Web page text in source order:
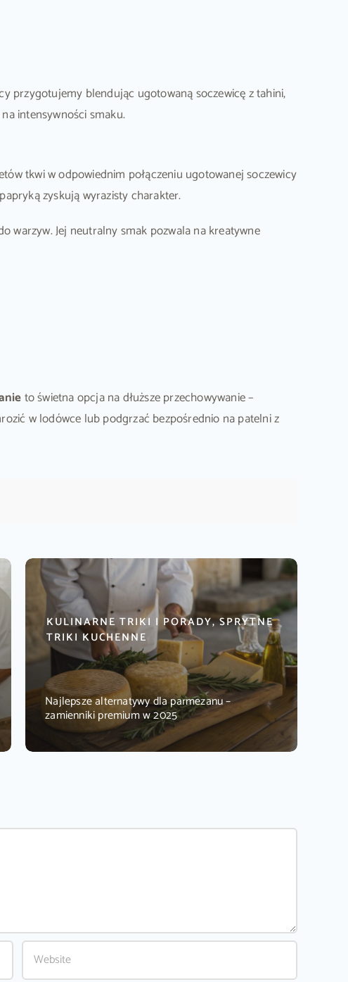
przygotujemy blendując ugotowaną soczewicę z tahini,
intensywności smaku.
tkwi w odpowiednim połączeniu ugotowanej soczewicy
zyskują wyrazisty charakter.
warzyw. Jej neutralny smak pozwala na kreatywne
to świetna opcja na dłuższe przechowywanie –
w lodówce lub podgrzać bezpośrednio na patelni z
KULINARNE TRIKI I PORADY, SPRYTNE
TRIKI KUCHENNE
Najlepsze alternatywy dla parmezanu –
zamienniki premium w 2025